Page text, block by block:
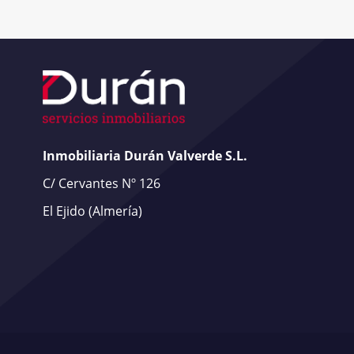
Inmobiliaria Durán Valverde S.L.
C/ Cervantes Nº 126
El Ejido (Almería)